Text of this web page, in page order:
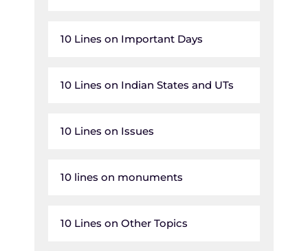
10 Lines on Important Days
10 Lines on Indian States and UTs
10 Lines on Issues
10 lines on monuments
10 Lines on Other Topics